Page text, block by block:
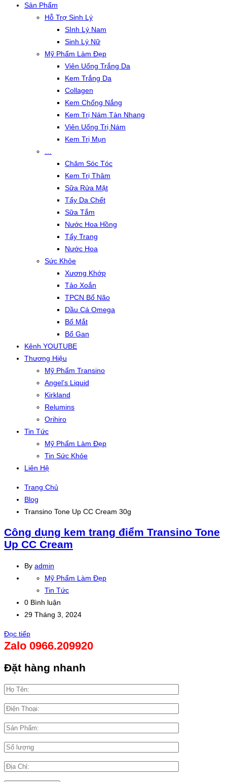
Sản Phẩm
Hỗ Trợ Sinh Lý
SInh Lý Nam
Sinh Lý Nữ
Mỹ Phẩm Làm Đẹp
Viên Uống Trắng Da
Kem Trắng Da
Collagen
Kem Chống Nắng
Kem Trị Nám Tàn Nhang
Viên Uống Trị Nám
Kem Trị Mụn
Chăm Sóc Tóc
Kem Trị Thâm
Sữa Rửa Mặt
Tẩy Da Chết
Sữa Tắm
Nước Hoa Hồng
Tẩy Trang
Nước Hoa
Sức Khỏe
Xương Khớp
Tảo Xoắn
TPCN Bổ Não
Dầu Cá Omega
Bổ Mắt
Bổ Gan
Kênh YOUTUBE
Thương Hiệu
Mỹ Phẩm Transino
Angel’s Liquid
Kirkland
Relumins
Orihiro
Tin Tức
Mỹ Phẩm Làm Đẹp
Tin Sức Khỏe
Liên Hệ
Trang Chủ
Blog
Transino Tone Up CC Cream 30g
Công dụng kem trang điểm Transino Tone
Up CC Cream
By admin
Mỹ Phẩm Làm Đẹp
Tin Tức
0 Bình luận
29 Tháng 3, 2024
Đọc tiếp
Zalo 0966.209920
Đặt hàng nhanh